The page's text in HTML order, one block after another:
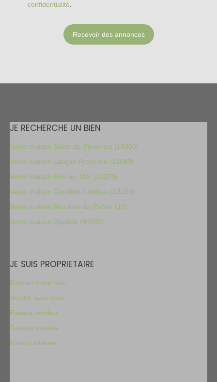
confidentialité.
Recevoir des annonces
JE RECHERCHE UN BIEN
Vente maison Salon-de-Provence (13300)
Vente maison Lançon-Provence (13680)
Vente maison Fos-sur-Mer (13270)
Vente maison Cornillon-Confoux (13250)
Vente maison Bouches-du-Rhône (13)
Vente maison Oppède (84580)
JE SUIS PROPRIETAIRE
Estimez votre bien
Vendre avec nous
Espace vendeur
Gestion locative
Nous contacter